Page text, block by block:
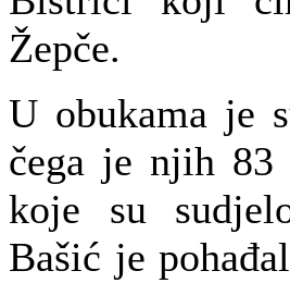
Žepče.
U obukama je
čega je njih 83
koje su
Bašić je